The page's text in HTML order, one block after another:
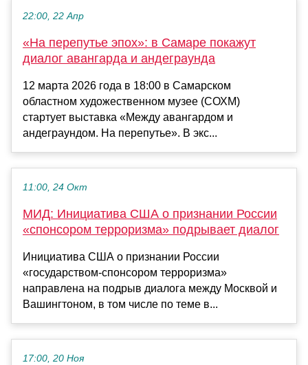
22:00, 22 Апр
«На перепутье эпох»: в Самаре покажут
диалог авангарда и андеграунда
12 марта 2026 года в 18:00 в Самарском
областном художественном музее (СОХМ)
стартует выставка «Между авангардом и
андеграундом. На перепутье». В экс...
11:00, 24 Окт
МИД: Инициатива США о признании России
«спонсором терроризма» подрывает диалог
Инициатива США о признании России
«государством-спонсором терроризма»
направлена на подрыв диалога между Москвой и
Вашингтоном, в том числе по теме в...
17:00, 20 Ноя